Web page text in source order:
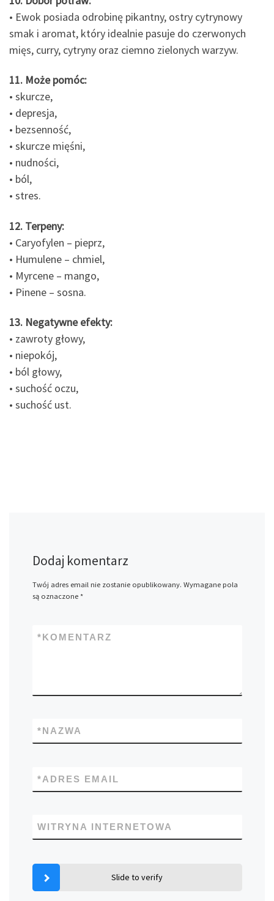
• Ewok posiada odrobinę pikantny, ostry cytrynowy
smak i aromat, który idealnie pasuje do czerwonych
mięs, curry, cytryny oraz ciemno zielonych warzyw.
11. Może pomóc:
• skurcze,
• depresja,
• bezsenność,
• skurcze mięśni,
• nudności,
• ból,
• stres.
12. Terpeny:
• Caryofylen – pieprz,
• Humulene – chmiel,
• Myrcene – mango,
• Pinene – sosna.
13. Negatywne efekty:
• zawroty głowy,
• niepokój,
• ból głowy,
• suchość oczu,
• suchość ust.
Dodaj komentarz
Twój adres email nie zostanie opublikowany. Wymagane pola
są oznaczone *
KOMENTARZ
*
NAZWA
*
ADRES EMAIL
*
WITRYNA INTERNETOWA
Slide to verify